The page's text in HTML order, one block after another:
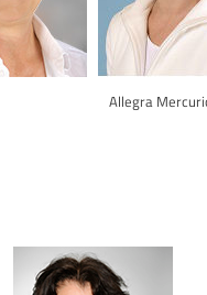
Allegra